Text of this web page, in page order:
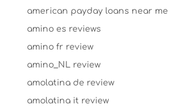
american payday loans near me
amino es reviews
amino fr review
amino_NL review
amolatina de review
amolatina it review